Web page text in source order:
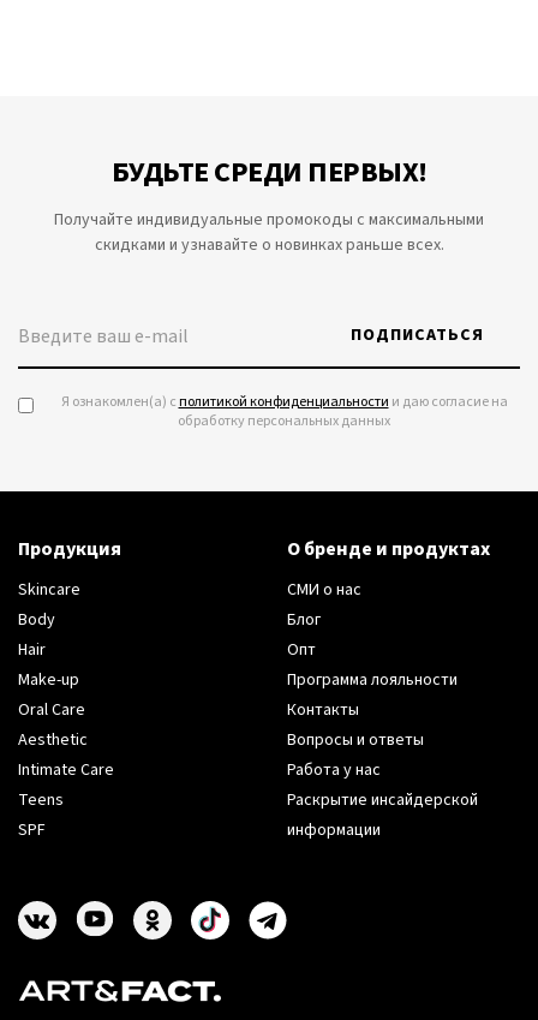
БУДЬТЕ СРЕДИ ПЕРВЫХ!
Получайте индивидуальные промокоды с максимальными
скидками и узнавайте о новинках раньше всех.
ПОДПИСАТЬСЯ
Я ознакомлен(а) сполитикой конфиденциальности и даю согласие на
обработку персональных данных
Продукция
Skincare
Body
Hair
Make-up
Oral Care
Aesthetic
Intimate Care
Teens
SPF
О бренде и продуктах
СМИ о нас
Блог
Опт
Программа лояльности
Контакты
Вопросы и ответы
Работа у нас
Раскрытие инсайдерской
информации